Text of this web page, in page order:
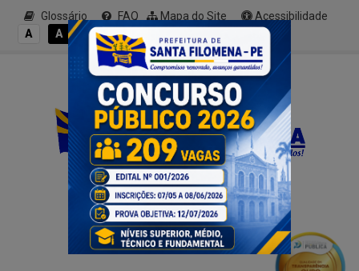
Glossário FAQ Mapa do Site
Acessibilidade
A
A A- A A+